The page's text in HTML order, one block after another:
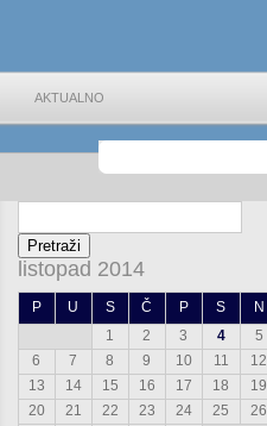
AKTUALNO
listopad 2014
P U S Č P S
N
1
2 3 4
5
6
7 8 9 10 11
12
13
14 15 16 17 18
19
20
21 22 23 24 25
26